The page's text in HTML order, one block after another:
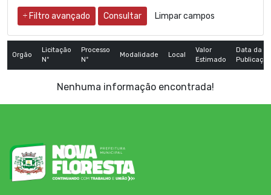
Filtro avançado Consultar Limpar campos
Orgão
Licitação
Nº
Processo
Nº
Modalidade Local
Valor
Estimado
Data da
Publicação
Nenhuma informação encontrada!